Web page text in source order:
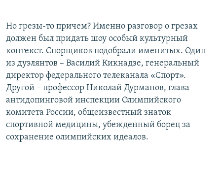
Но грезы-то причем? Именно разговор о грезах
должен был придать шоу особый культурный
контекст. Спорщиков подобрали именитых. Один
из дуэлянтов – Василий Кикнадзе, генеральный
директор федерального телеканала «Спорт».
Другой – профессор Николай Дурманов, глава
антидопинговой инспекции Олимпийского
комитета России, общеизвестный знаток
спортивной медицины, убежденный борец за
сохранение олимпийских идеалов.